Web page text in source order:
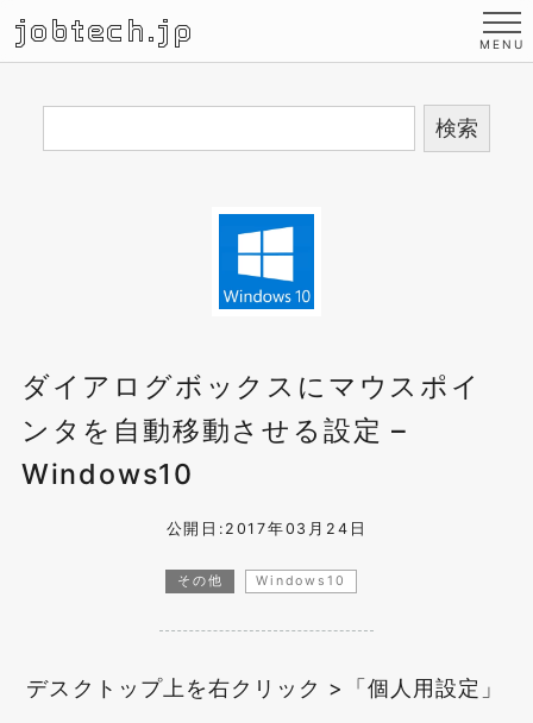
jobtech.jp
ダイアログボックスにマウスポイ
ンタを自動移動させる設定 –
Windows10
公開日:2017年03月24日
その他 Windows10
デスクトップ上を右クリック >「個人用設定」